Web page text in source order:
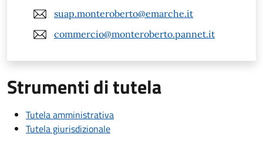
suap.monteroberto@emarche.it
commercio@monteroberto.pannet.it
Strumenti di tutela
Tutela amministrativa
Tutela giurisdizionale